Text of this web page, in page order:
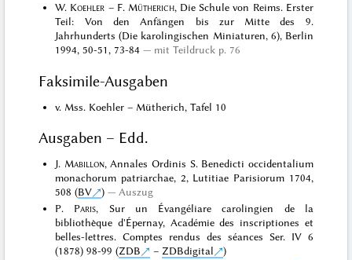
W. Koehler – F. Mütherich, Die Schule von Reims. Erster
Teil: Von den Anfängen bis zur Mitte des 9.
Jahrhunderts (Die karolingischen Miniaturen, 6), Berlin
1994, 50-51, 73-84
mit Teildruck p. 76
Faksimile-Ausgaben
v. Mss. Koehler – Mütherich, Tafel 10
Ausgaben – Edd.
J. Mabillon, Annales Ordinis S. Benedicti occidentalium
monachorum patriarchae, 2, Lutitiae Parisiorum 1704,
508 (BV )
Auszug
P. Paris, Sur un Évangéliare carolingien de la
bibliothèque d'Épernay, Académie des inscriptiones et
belles-lettres. Comptes rendus des séances Ser. IV 6
(1878) 98-99 (ZDB –ZDBdigital
)